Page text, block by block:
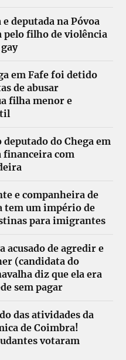
deputada na Póvoa
pelo filho de violência
em Fafe foi detido
de abusar
filha menor e
do Chega em
financeira com
e companheira de
tem um império de
para imigrantes
acusado de agredir e
(candidata do
diz que ela era
sem pagar
das atividades da
de Coimbra!
votaram